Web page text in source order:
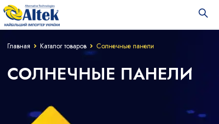
Главная Каталог товаров Солнечные панели
СОЛНЕЧНЫЕ ПАНЕЛИ